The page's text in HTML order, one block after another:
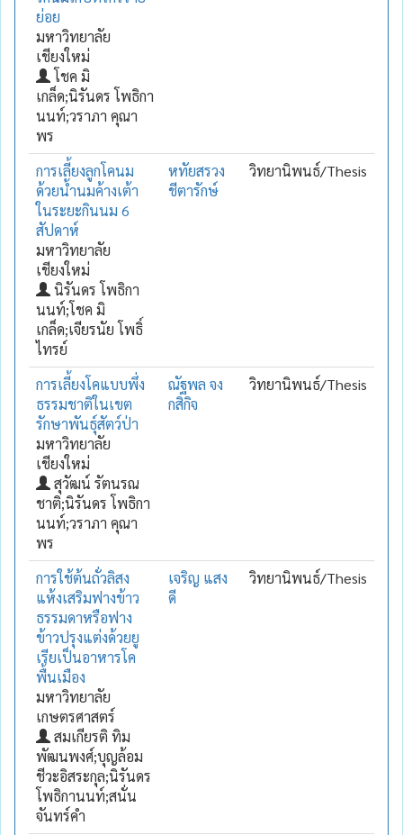
ย่อย
มหาวิทยาลัย
เชียงใหม่
โชค มิ
เกล็ด;นิรันดร โพธิกา
นนท์;วราภา คุณา
พร
การเลี้ยงลูกโคนม
ด้วยน้ำนมค้างเต้า
ในระยะกินนม 6
สัปดาห์
มหาวิทยาลัย
เชียงใหม่
นิรันดร โพธิกา
นนท์;โชค มิ
เกล็ด;เจียรนัย โพธิ์
ไทรย์
หทัยสรวง
ชีตารักษ์
วิทยานิพนธ์/Thesis
การเลี้ยงโคแบบพึ่ง
ธรรมชาติในเขต
รักษาพันธุ์สัตว์ป่า
มหาวิทยาลัย
เชียงใหม่
สุวัฒน์ รัตนรณ
ชาติ;นิรันดร โพธิกา
นนท์;วราภา คุณา
พร
ณัฐพล จง
กสิกิจ
วิทยานิพนธ์/Thesis
การใช้ต้นถั่วลิสง
แห้งเสริมฟางข้าว
ธรรมดาหรือฟาง
ข้าวปรุงแต่งด้วยยู
เรียเป็นอาหารโค
พื้นเมือง
มหาวิทยาลัย
เกษตรศาสตร์
สมเกียรติ ทิม
พัฒนพงศ์;บุญล้อม
ชีวะอิสระกุล;นิรันดร
โพธิกานนท์;สนั่น
จันทร์คำ
เจริญ แสง
ดี
วิทยานิพนธ์/Thesis